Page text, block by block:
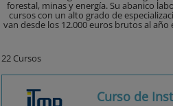
forestal, minas y energía. Su abanico
cursos con un alto grado de
van desde los 12.000 euros brutos al
22 Cursos
Curso de